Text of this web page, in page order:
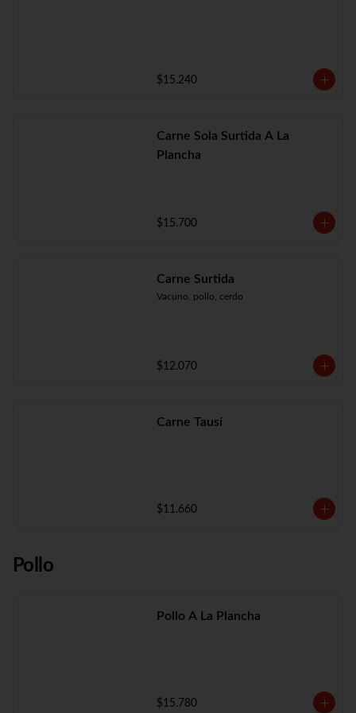
$15.240
Carne Sola Surtida A La
Plancha
$15.700
Carne Surtida
Vacuno, pollo, cerdo
$12.070
Carne Tausí
$11.660
Pollo
Pollo A La Plancha
$15.780